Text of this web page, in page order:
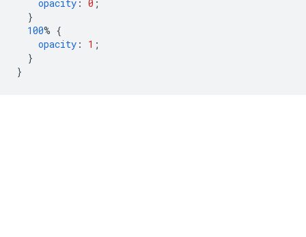
opacity : 0 ;
}
100% {
opacity : 1 ;
}
}